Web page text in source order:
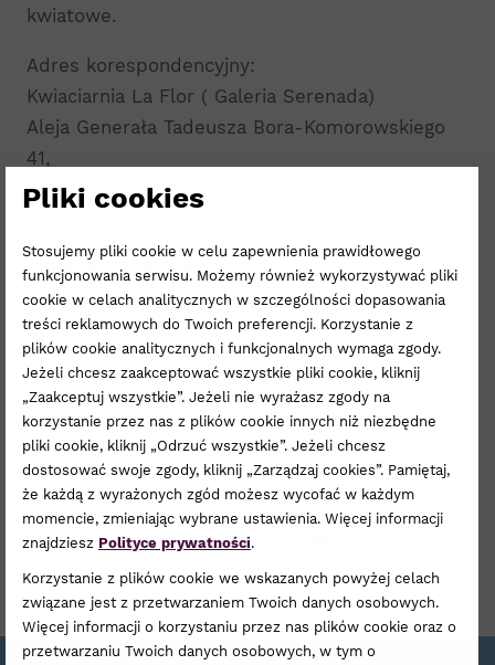
kwiatowe.
Adres korespondencyjny:
Kwiaciarnia La Flor ( Galeria Serenada)
Aleja Generała Tadeusza Bora-Komorowskiego
41,
31-876 Kraków
Godziny otwarcia
Poniedziałek-Sobota
9-21
Niedziela
Nieczynne
Lokalizacja
1
ZOBACZ NA PLANIE
Pliki cookies
Stosujemy pliki cookie w celu zapewnienia prawidłowego
funkcjonowania serwisu. Możemy również wykorzystywać pliki
cookie w celach analitycznych w szczególności dopasowania
treści reklamowych do Twoich preferencji. Korzystanie z
plików cookie analitycznych i funkcjonalnych wymaga zgody.
Jeżeli chcesz zaakceptować wszystkie pliki cookie, kliknij
„Zaakceptuj wszystkie”. Jeżeli nie wyrażasz zgody na
korzystanie przez nas z plików cookie innych niż niezbędne
pliki cookie, kliknij „Odrzuć wszystkie”. Jeżeli chcesz
dostosować swoje zgody, kliknij „Zarządzaj cookies”. Pamiętaj,
że każdą z wyrażonych zgód możesz wycofać w każdym
momencie, zmieniając wybrane ustawienia. Więcej informacji
znajdziesz Polityce prywatności.
Korzystanie z plików cookie we wskazanych powyżej celach
związane jest z przetwarzaniem Twoich danych osobowych.
Więcej informacji o korzystaniu przez nas plików cookie oraz o
przetwarzaniu Twoich danych osobowych, w tym o